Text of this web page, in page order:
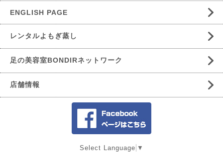
ENGLISH PAGE
レンタルよもぎ蒸し
足の美容室BONDIRネットワーク
店舗情報
Select Language ▼